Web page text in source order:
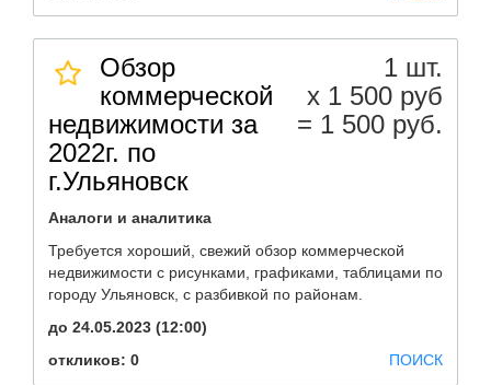
Обзор
коммерческой
недвижимости за
2022г. по
г.Ульяновск
1 шт.
х 1 500 руб
= 1 500 руб.
Аналоги и аналитика
Требуется хороший, свежий обзор коммерческой
недвижимости с рисунками, графиками, таблицами по
городу Ульяновск, с разбивкой по районам.
до 24.05.2023 (12:00)
откликов: 0
ПОИСК